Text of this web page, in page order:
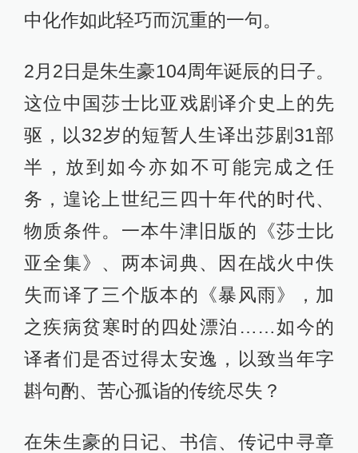
中化作如此轻巧而沉重的一句。
2月2日是朱生豪104周年诞辰的日子。
这位中国莎士比亚戏剧译介史上的先
驱，以32岁的短暂人生译出莎剧31部
半，放到如今亦如不可能完成之任
务，遑论上世纪三四十年代的时代、
物质条件。一本牛津旧版的《莎士比
亚全集》、两本词典、因在战火中佚
失而译了三个版本的《暴风雨》，加
之疾病贫寒时的四处漂泊……如今的
译者们是否过得太安逸，以致当年字
斟句酌、苦心孤诣的传统尽失？
在朱生豪的日记、书信、传记中寻章